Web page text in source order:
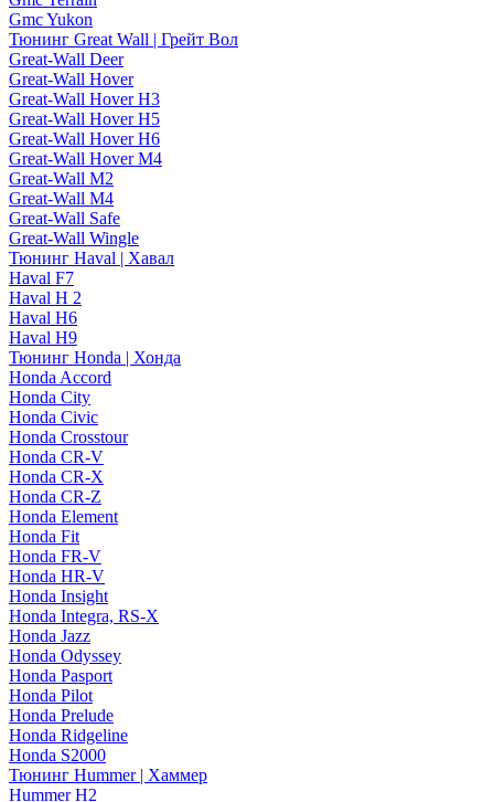
Gmc Yukon
Тюнинг Great Wall | Грейт Вол
Great-Wall Deer
Great-Wall Hover
Great-Wall Hover H3
Great-Wall Hover H5
Great-Wall Hover H6
Great-Wall Hover M4
Great-Wall M2
Great-Wall M4
Great-Wall Safe
Great-Wall Wingle
Тюнинг Haval | Хавал
Haval F7
Haval H 2
Haval H6
Haval H9
Тюнинг Honda | Хонда
Honda Accord
Honda City
Honda Civic
Honda Crosstour
Honda CR-V
Honda CR-X
Honda CR-Z
Honda Element
Honda Fit
Honda FR-V
Honda HR-V
Honda Insight
Honda Integra, RS-X
Honda Jazz
Honda Odyssey
Honda Pasport
Honda Pilot
Honda Prelude
Honda Ridgeline
Honda S2000
Тюнинг Hummer | Хаммер
Hummer H2